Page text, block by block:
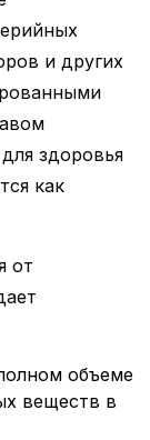
и других
здоровья
как
от
объеме
веществ в